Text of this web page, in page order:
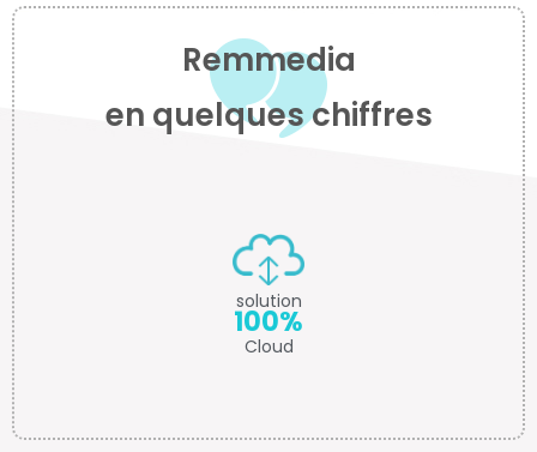
Remmedia
en quelques chiffres
solution
100%
Cloud